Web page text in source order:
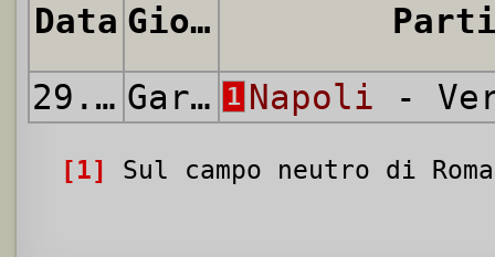
Data Giornata
29.06.1976
Gara Unica 1 Napoli -
[1] Sul campo neutro di Roma